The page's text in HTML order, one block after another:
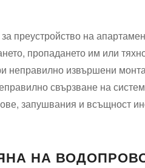
преустройство на
пропадането им или
неправилно извършени
свързване на
запушвания и всъщност
НА